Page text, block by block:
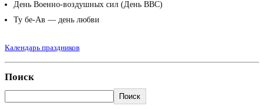
День Военно-воздушных сил (День ВВС)
Ту бе-Ав — день любви
Календарь праздников
Поиск
Поиск